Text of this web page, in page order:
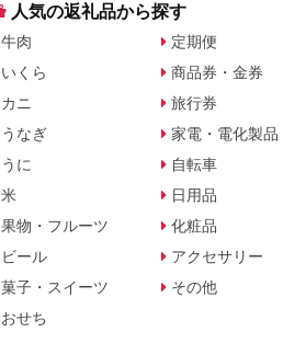
人気の返礼品から探す
牛肉
いくら
カニ
うなぎ
うに
米
果物・フルーツ
ビール
菓子・スイーツ
おせち
定期便
商品券・金券
旅行券
家電・電化製品
自転車
日用品
化粧品
アクセサリー
その他